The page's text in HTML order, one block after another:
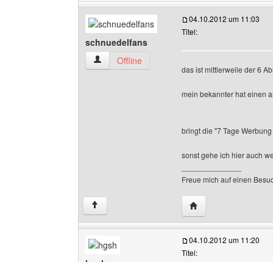
schnuedelfans
schnuedelfans Benutzer-Profile anzeigen
Offline
04.10.2012 um 11:03
Titel:
das ist mittlerweile der 6
mein bekannter hat einen
bringt die "7 Tage
sonst gehe ich hier auch
Freue mich auf einen
↑ Website dieses
04.10.2012 um 11:20
Titel: